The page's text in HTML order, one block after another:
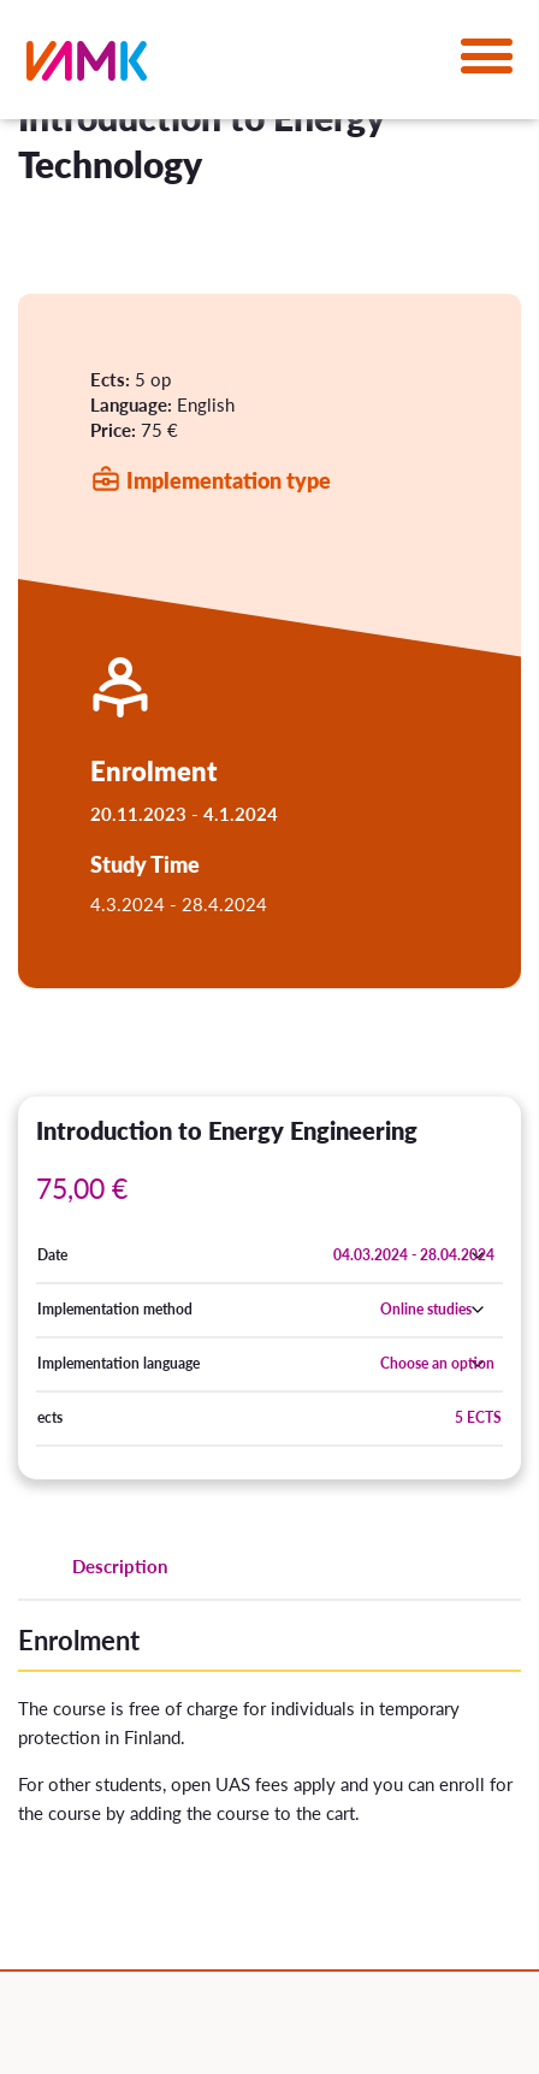
Introduction to Energy
Technology
Ects: 5 op
Language: English
Price: 75 €
Implementation type
Enrolment
20.11.2023 - 4.1.2024
Study Time
4.3.2024 - 28.4.2024
Description
Enrolment
The course is free of charge for individuals in temporary
protection in Finland.
For other students, open UAS fees apply and you can enroll for
the course by adding the course to the cart.
Introduction to Energy Engineering
75,00€
Date
Implementation method
Implementation language
ects 5 ECTS